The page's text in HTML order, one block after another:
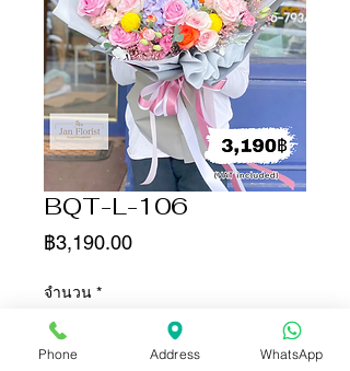
BQT-L-106
฿3,190.00ราคา
จำนวน *
Phone Address WhatsApp